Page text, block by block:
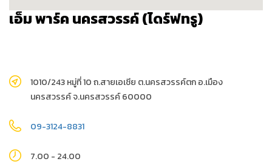
เอ็ม พาร์ค นครสวรรค์ (ไดร์ฟทรู)
1010/243 หมู่ที่ 10 ถ.สายเอเชีย ต.นครสวรรค์ตก อ.เมือง
นครสวรรค์ จ.นครสวรรค์ 60000
09-3124-8831
7.00 - 24.00